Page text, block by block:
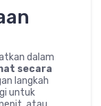
dalam
secara
langkah
untuk